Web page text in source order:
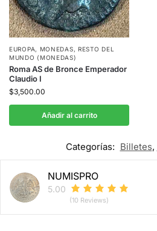
EUROPA, MONEDAS, RESTO DEL
MUNDO (MONEDAS)
Roma AS de Bronce Emperador
Claudio I
$3,500.00
Añadir al carrito
Categorías: Billetes,
NUMISPRO
5.00
(10 Reviews)